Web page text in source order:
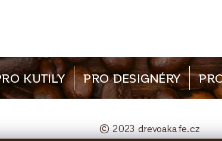
KUTILY PRO DESIGNÉRY
© 2023 drevoakafe.cz